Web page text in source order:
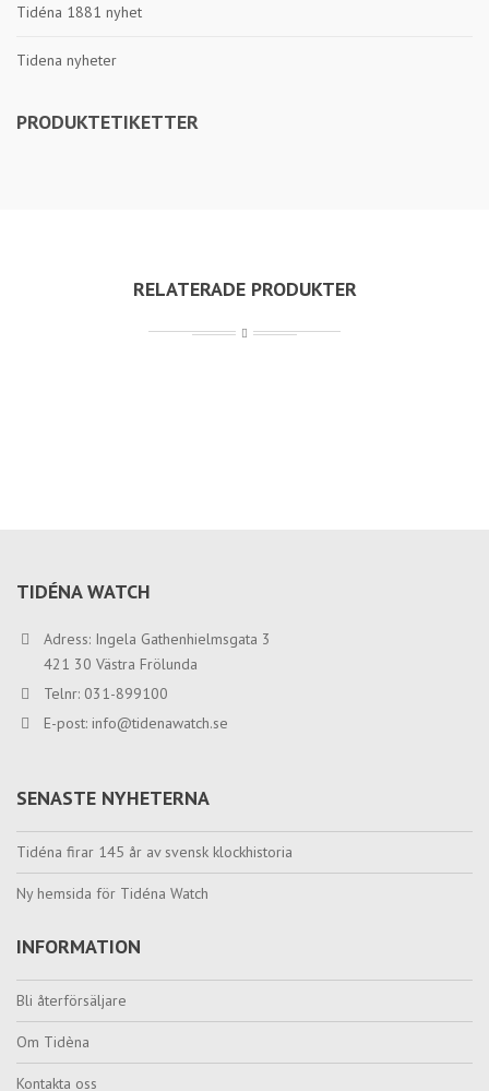
Tidéna 1881 nyhet
Tidena nyheter
PRODUKTETIKETTER
RELATERADE PRODUKTER
TIDÉNA WATCH
Adress: Ingela Gathenhielmsgata 3
421 30 Västra Frölunda
Telnr: 031-899100
E-post: info@tidenawatch.se
SENASTE NYHETERNA
Tidéna firar 145 år av svensk klockhistoria
Ny hemsida för Tidéna Watch
INFORMATION
Bli återförsäljare
Om Tidèna
Kontakta oss